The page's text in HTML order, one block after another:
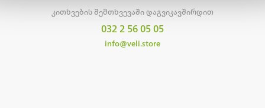
კითხვების შემთხვევაში დაგვიკავშირდით
032 2 56 05 05
info@veli.store